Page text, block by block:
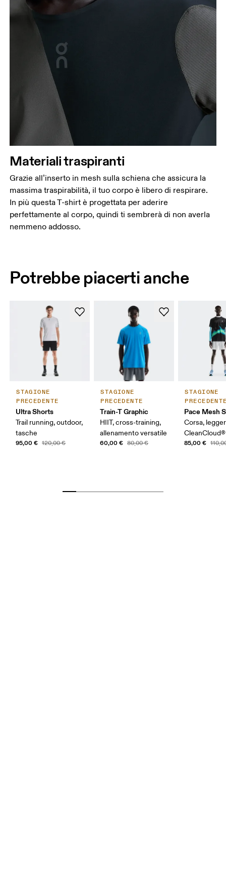
Materiali traspiranti
Grazie all’inserto in mesh sulla schiena che assicura la
massima traspirabilità, il tuo corpo è libero di respirare.
In più questa T-shirt è progettata per aderire
perfettamente al corpo, quindi ti sembrerà di non averla
nemmeno addosso.
Potrebbe piacerti anche
STAGIONE
PRECEDENTE
Ultra Shorts
Trail running, outdoor,
tasche
95,00 € 120,00 €
STAGIONE
PRECEDENTE
Train-T Graphic
HIIT, cross-training,
allenamento versatile
60,00 € 80,00 €
STAGIONE
Pace Mesh
Corsa,
CleanCloud®
85,00 €